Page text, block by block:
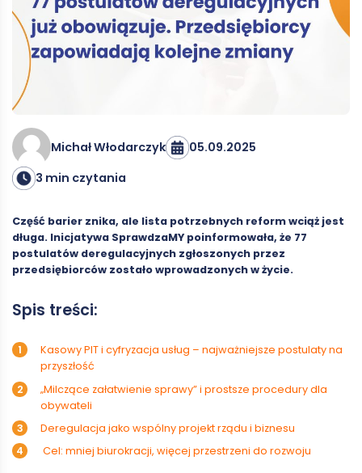
Michał Włodarczyk
05.09.2025
3 min czytania
Część barier znika, ale lista potrzebnych reform wciąż jest
długa. Inicjatywa SprawdzaMY poinformowała, że 77
postulatów deregulacyjnych zgłoszonych przez
przedsiębiorców zostało wprowadzonych w życie.
Spis treści:
Kasowy PIT i cyfryzacja usług – najważniejsze postulaty na
przyszłość
„Milczące załatwienie sprawy” i prostsze procedury dla
obywateli
Deregulacja jako wspólny projekt rządu i biznesu
Cel: mniej biurokracji, więcej przestrzeni do rozwoju